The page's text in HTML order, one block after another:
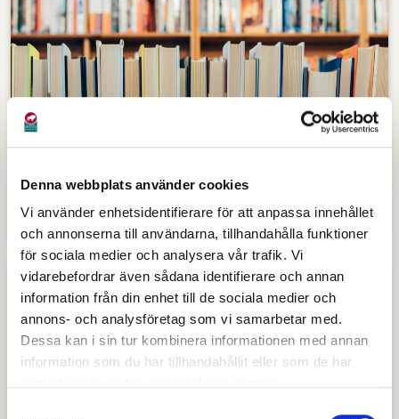
Denna webbplats använder cookies
Vi använder enhetsidentifierare för att anpassa innehållet
och annonserna till användarna, tillhandahålla funktioner
för sociala medier och analysera vår trafik. Vi
vidarebefordrar även sådana identifierare och annan
information från din enhet till de sociala medier och
annons- och analysföretag som vi samarbetar med.
Dessa kan i sin tur kombinera informationen med annan
information som du har tillhandahållit eller som de har
Avesta bibliotek